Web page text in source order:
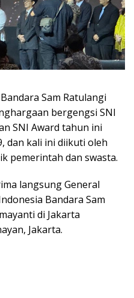
Sam Ratulangi
bergengsi SNI
SNI Award tahun ini
dan kali ini diikuti oleh
pemerintah dan swasta.
langsung General
Bandara Sam
di Jakarta
Jakarta.